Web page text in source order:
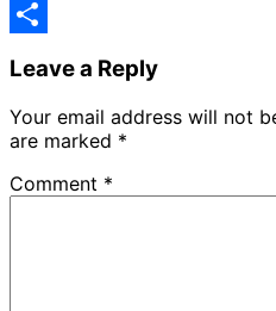
Telegram
Leave a Reply
Your email address will not
are marked *
Comment *